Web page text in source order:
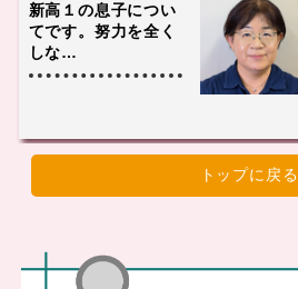
新高１の息子につい
てです。努力を全く
しな…
トップに戻る